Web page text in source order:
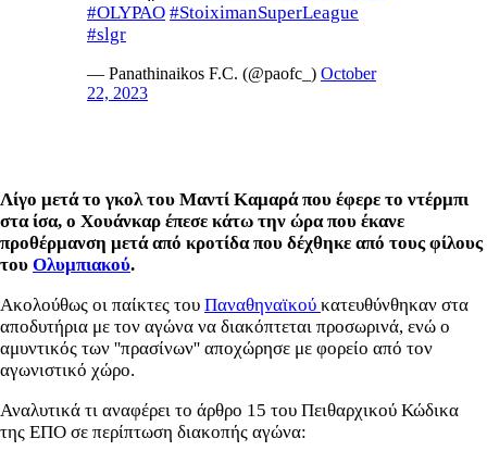
#OLYPAO #StoiximanSuperLeague
#slgr
— Panathinaikos F.C. (@paofc_) October
22, 2023
Λίγο μετά το γκολ του Μαντί Καμαρά που έφερε το ντέρμπι
στα ίσα, ο Χουάνκαρ έπεσε κάτω την ώρα που έκανε
προθέρμανση μετά από κροτίδα που δέχθηκε από τους φίλους
του Ολυμπιακού.
Ακολούθως οι παίκτες του Παναθηναϊκού κατευθύνθηκαν στα
αποδυτήρια με τον αγώνα να διακόπτεται προσωρινά, ενώ ο
αμυντικός των ''πρασίνων'' αποχώρησε με φορείο από τον
αγωνιστικό χώρο.
Αναλυτικά τι αναφέρει το άρθρο 15 του Πειθαρχικού Κώδικα
της ΕΠΟ σε περίπτωση διακοπής αγώνα: